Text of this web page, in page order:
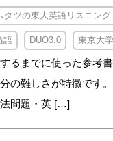
タツの東大英語リスニング
語 DUO3.0 東京大学
るまでに使った参考
の難しさが特徴です
問題・英 […]